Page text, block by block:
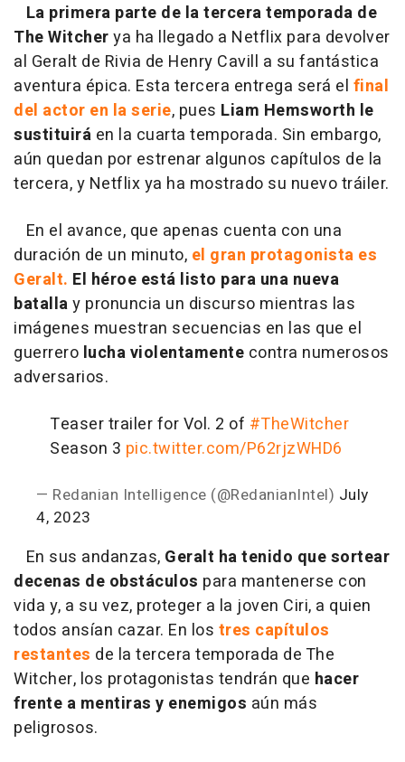
La primera parte de la tercera temporada de
The Witcherya ha llegado a Netflix para devolver
al Geralt de Rivia de Henry Cavill a su fantástica
aventura épica. Esta tercera entrega será el final
del actor en la serie, pues Liam Hemsworth le
sustituirá en la cuarta temporada. Sin embargo,
aún quedan por estrenar algunos capítulos de la
tercera, y Netflix ya ha mostrado su nuevo tráiler.
En el avance, que apenas cuenta con una
duración de un minuto, el gran protagonista es
Geralt. El héroe está listo para una nueva
batallay pronuncia un discurso mientras las
imágenes muestran secuencias en las que el
guerrero lucha violentamente contra numerosos
adversarios.
Teaser trailer for Vol. 2 of #TheWitcher
Season 3 pic.twitter.com/P62rjzWHD6
— Redanian Intelligence (@RedanianIntel) July
4, 2023
En sus andanzas, Geralt ha tenido que sortear
decenas de obstáculos para mantenerse con
vida y, a su vez, proteger a la joven Ciri, a quien
todos ansían cazar. En los tres capítulos
restantes de la tercera temporada de The
Witcher, los protagonistas tendrán que hacer
frente a mentiras y enemigos aún más
peligrosos.